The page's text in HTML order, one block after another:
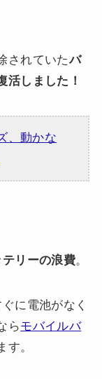
されていたバ
活しました！
、動かな
テリーの浪費。
に電池がなく
らモバイルバ
す。